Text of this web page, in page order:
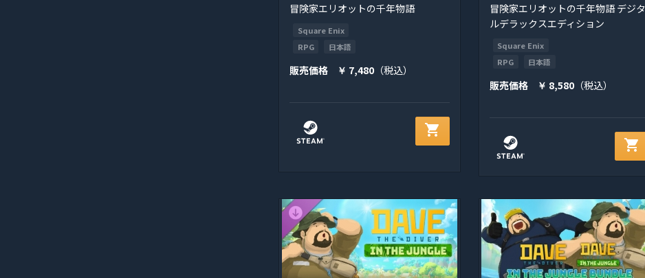
冒険家エリオットの千年物語
Square Enix
RPG
日本語
販売価格 ￥ 7,480 （税込）
shopping_cart
冒険家エリオットの千年物語 デジタ
ルデラックスエディション
Square Enix
RPG
日本語
販売価格 ￥ 8,580（税込）
shopping_cart